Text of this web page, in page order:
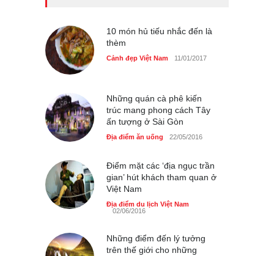
Cảnh đẹp Việt Nam 25/04/2020
Bán đảo Sơn Trà sẽ là khu
10 món hủ tiếu nhắc đến là
thèm
Cảnh đẹp Việt Nam 11/01/2017
Những quán cà phê kiến
trúc mang phong cách Tây
ấn tượng ở Sài Gòn
Địa điểm ăn uống 22/05/2016
Điểm mặt các ‘địa ngục trần
gian’ hút khách tham quan ở
Việt Nam
Địa điểm du lịch Việt Nam
02/06/2016
Những điểm đến lý tưởng
trên thế giới cho những